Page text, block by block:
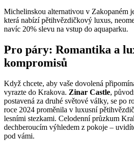
Michelinskou alternativou v Zakopaném
která nabízí pětihvězdičkový luxus,
navíc 20% slevu na vstup do aquaparku.
Pro páry: Romantika a
kompromisů
Když chcete, aby vaše dovolená
vyrazte do Krakova. Zinar Castle,
postavená za druhé světové války, se po
roce 2024 proměnila v luxusní
lesními stezkami. Celodenní průzkum
dechberoucím výhledem z pokoje –
pod vámi.